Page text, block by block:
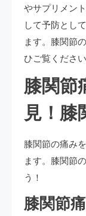
やサプリメン
して予防とし
ます。膝関節
ひご覧ください
膝関節
見！膝
膝関節の痛み
ます。膝関節
う！
膝関節